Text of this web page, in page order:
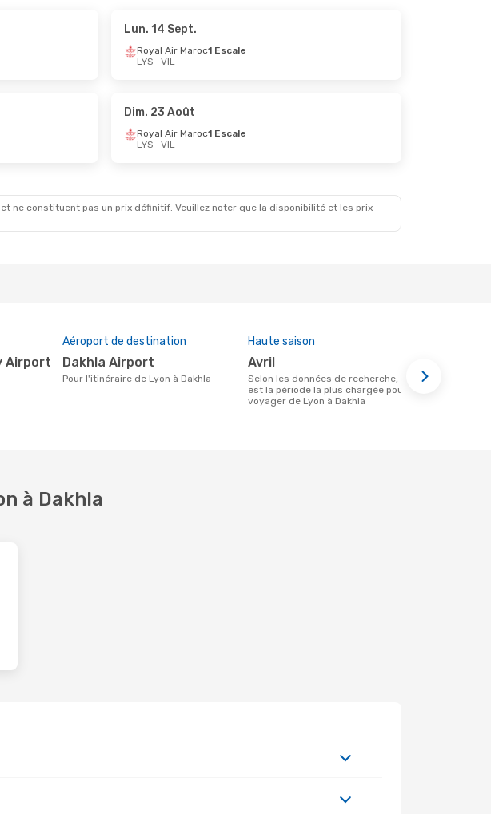
- Dim. 18 Oct.
2 Escales
- Mer. 2 Sept.
- LYS
Lun. 14 Sept.
Royal Air Maroc1 Escale
LYS- VIL
Dim. 23 Août
Royal Air Maroc1 Escale
LYS- VIL
ne constituent pas un prix définitif. Veuillez noter que la disponibilité et les prix
Airport
Aéroport de destination
Dakhla Airport
Pour l'itinéraire de Lyon à Dakhla
Haute saison
avril
Selon les données de recherche, avril
est la période la plus chargée pour
voyager de Lyon à Dakhla
à Dakhla